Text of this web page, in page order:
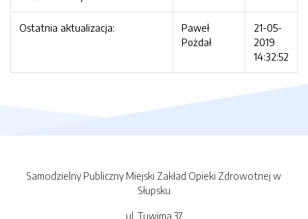
Ostatnia aktualizacja:
Paweł
Pożdał
21-05-
2019
14:32:52
Samodzielny Publiczny Miejski Zakład Opieki Zdrowotnej w
Słupsku
ul. Tuwima 37